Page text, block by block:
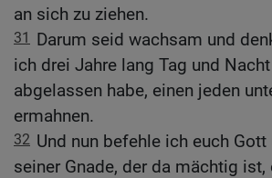
an sich zu ziehen.
31 Darum seid wachsam und
ich drei Jahre lang Tag und
abgelassen habe, einen jeden
ermahnen.
32 Und nun befehle ich euch
seiner Gnade, der da mächtig ist,